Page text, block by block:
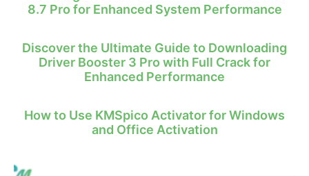
8.7 Pro for Enhanced System Performance
Discover the Ultimate Guide to Downloading
Driver Booster 3 Pro with Full Crack for
Enhanced Performance
How to Use KMSpico Activator for Windows
and Office Activation